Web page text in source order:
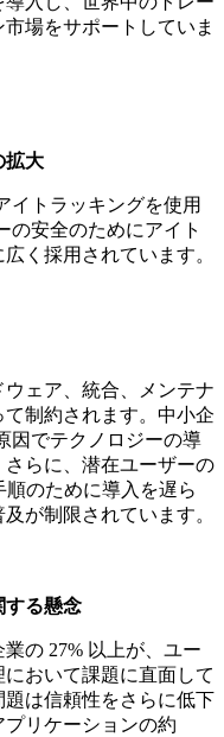
場をサポートしていま
拡大
イトラッキングを使用
の安全のためにアイト
く採用されています。
ェア、統合、メンテナ
制約されます。中小企
因でテクノロジーの導
らに、潜在ユーザーの
順のために導入を遅ら
が制限されています。
する懸念
の 27% 以上が、ユー
おいて課題に直面して
は信頼性をさらに低下
リケーションの約